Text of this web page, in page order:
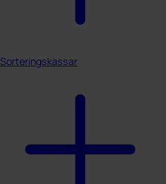
Sorteringskassar